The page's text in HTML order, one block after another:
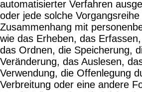
automatisierter Verfahren
oder jede solche Vorgangsreihe
Zusammenhang mit
wie das Erheben, das
das Ordnen, die Speicherung,
Veränderung, das Auslesen,
Verwendung, die Offenlegung
Verbreitung oder eine andere